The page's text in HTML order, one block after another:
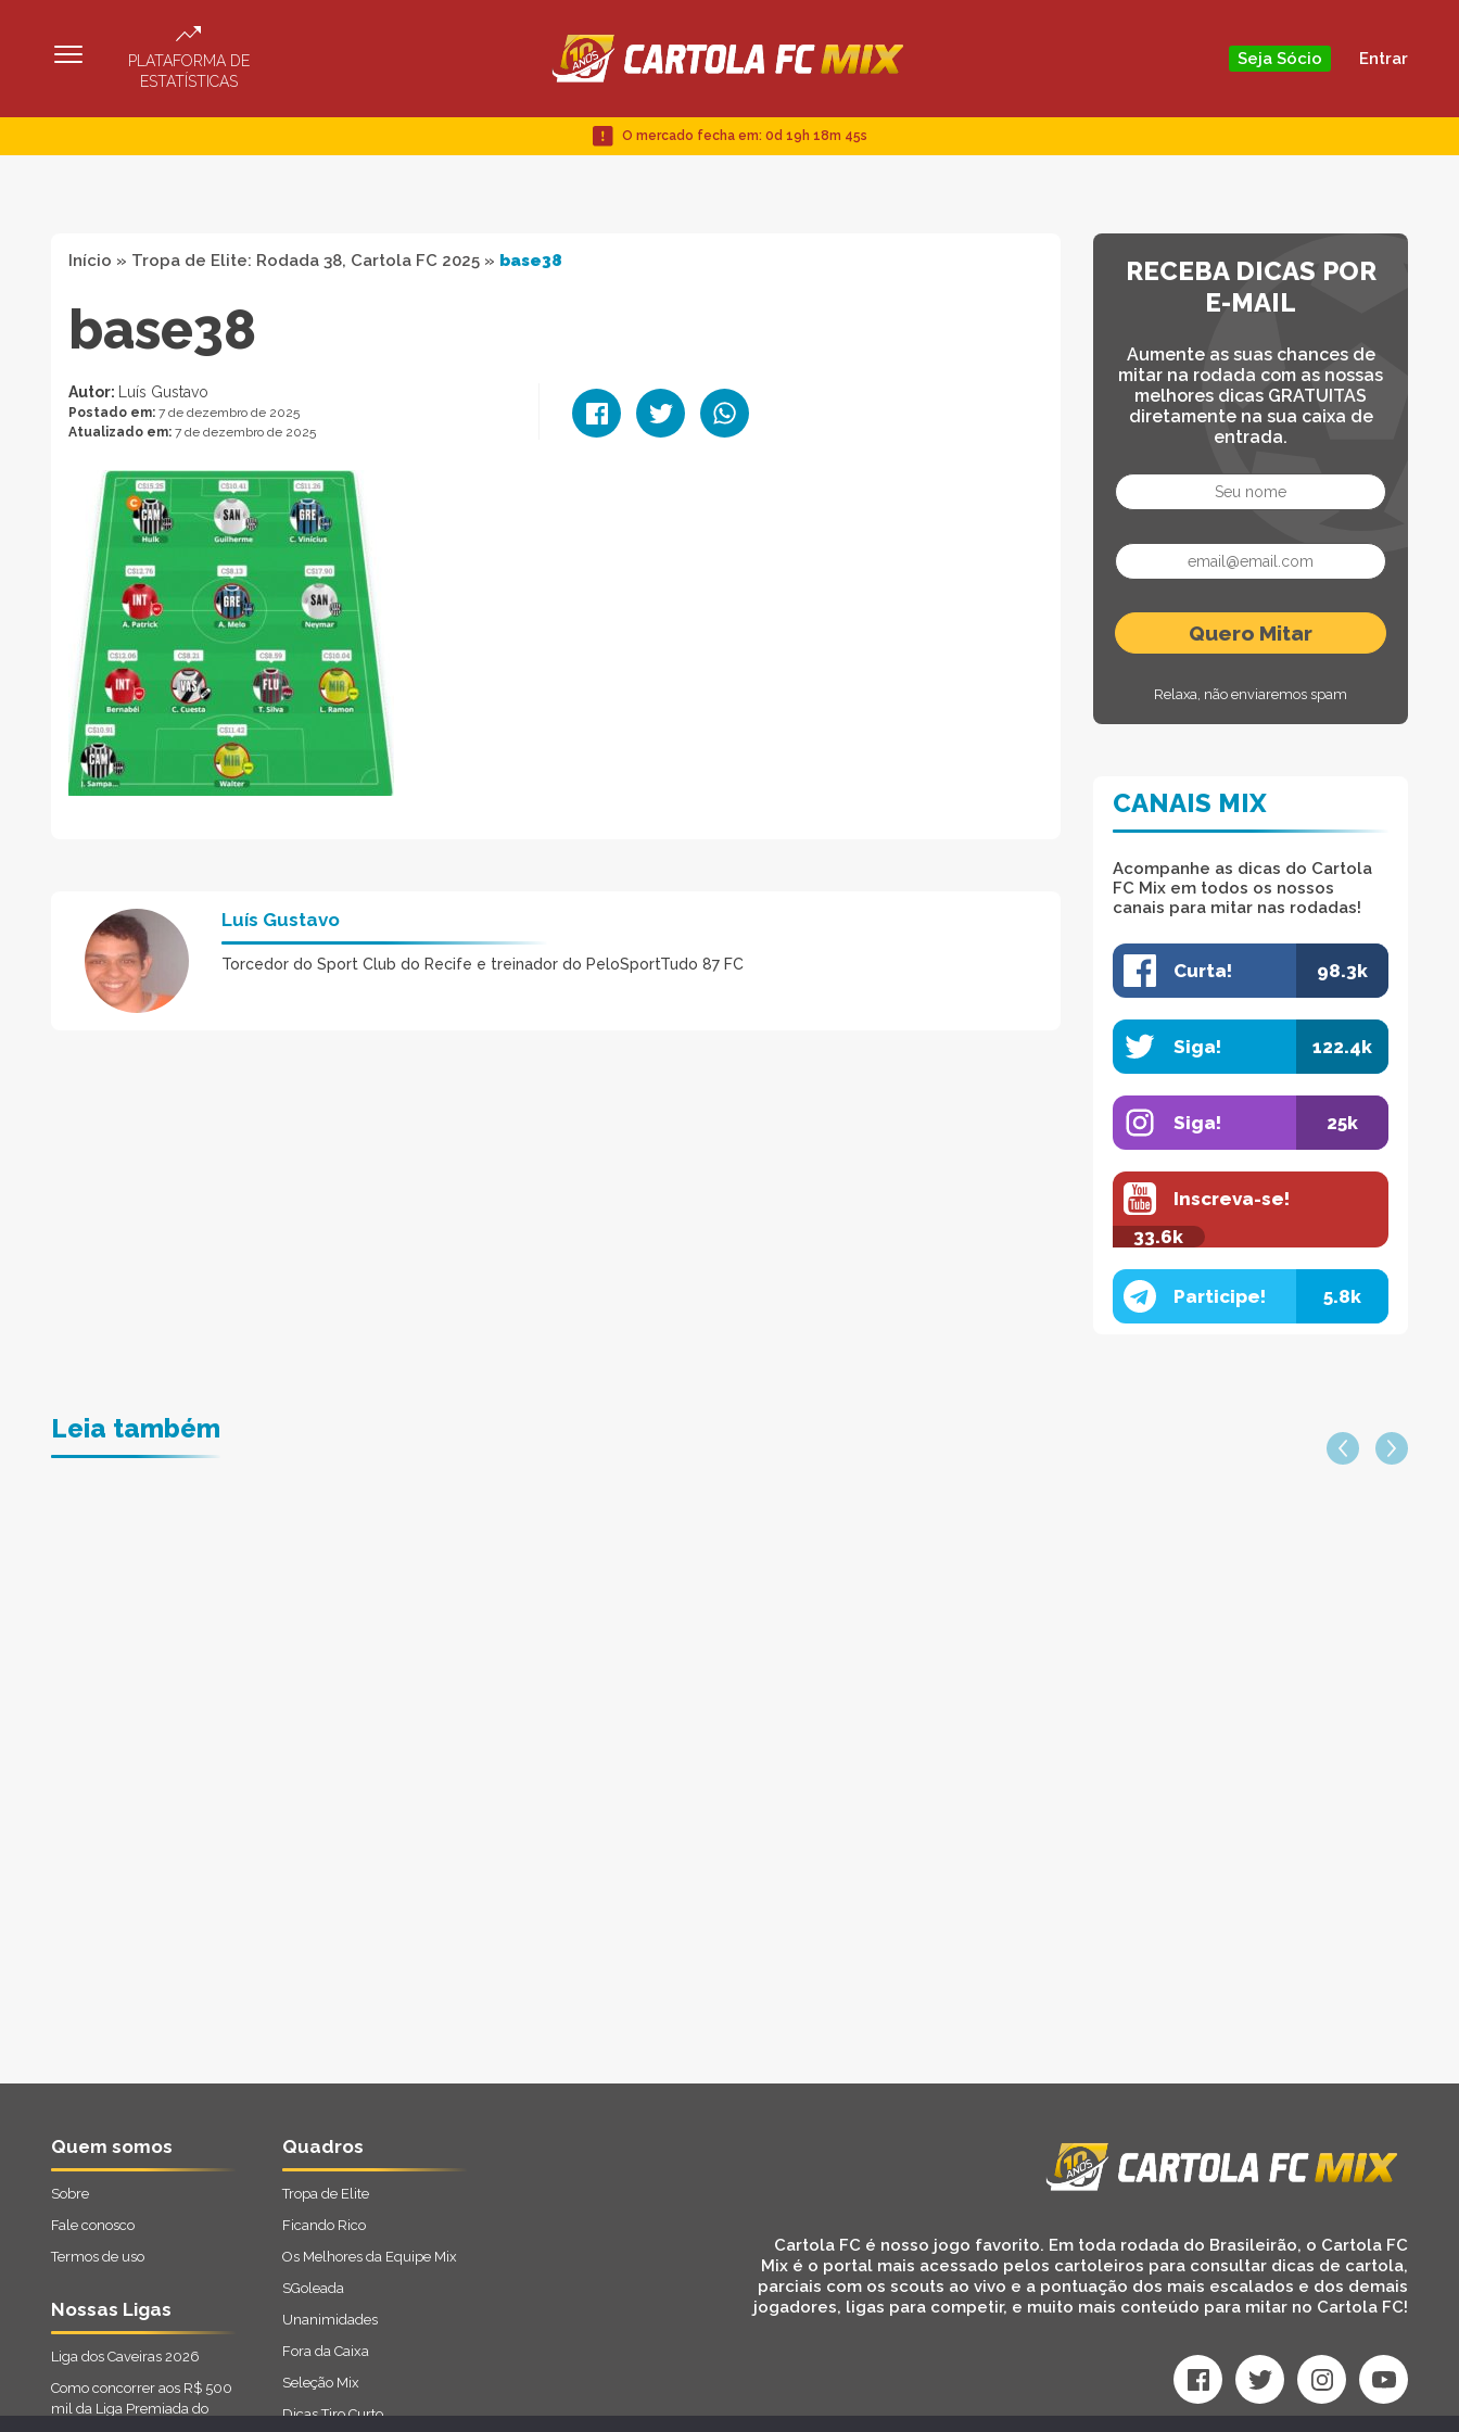
PLATAFORMA DE
ESTATÍSTICAS
Seja Sócio Entrar
O mercado fecha em: 0d 19h 18m 44s
Início » Tropa de Elite: Rodada 38, Cartola FC 2025 » base38
base38
Autor: Luís Gustavo
Postado em: 7 de dezembro de 2025
Atualizado em: 7 de dezembro de 2025
Luís Gustavo
Torcedor do Sport Club do Recife e treinador do PeloSportTudo 87 FC
RECEBA DICAS POR
E-MAIL
Aumente as suas chances de
mitar na rodada com as nossas
melhores dicas GRATUITAS
diretamente na sua caixa de
entrada.
Relaxa, não enviaremos spam
CANAIS MIX
Acompanhe as dicas do Cartola
FC Mix em todos os nossos
canais para mitar nas rodadas!
Curta! 98.3k
Siga! 122.4k
Siga! 25k
Inscreva-se!
33.6k
Participe! 5.8k
Leia também
Quem somos
Sobre
Fale conosco
Termos de uso
Nossas Ligas
Liga dos Caveiras 2026
Como concorrer aos R$ 500
mil da Liga Premiada do
Quadros
Tropa de Elite
Ficando Rico
Os Melhores da Equipe Mix
SGoleada
Unanimidades
Fora da Caixa
Seleção Mix
Dicas Tiro Curto
Cartola FC é nosso jogo favorito. Em toda rodada do Brasileirão, o Cartola FC
Mix é o portal mais acessado pelos cartoleiros para consultar dicas de cartola,
parciais com os scouts ao vivo e a pontuação dos mais escalados e dos demais
jogadores, ligas para competir, e muito mais conteúdo para mitar no Cartola FC!